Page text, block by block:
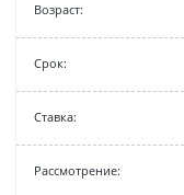
Возраст:
Срок:
Cтавка:
Рассмотрение: